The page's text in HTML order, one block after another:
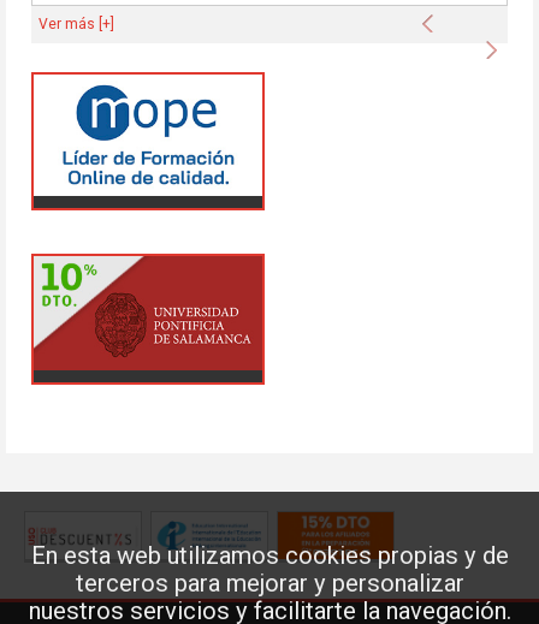
En esta web utilizamos cookies propias y de
terceros para mejorar y personalizar
nuestros servicios y facilitarte la navegación.
Anterior
Ver más [+]